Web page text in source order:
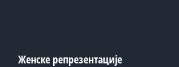
Женске репрезентације